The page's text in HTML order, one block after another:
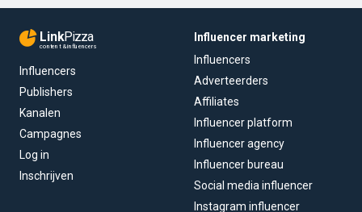
LinkPizza
content & influencers
Influencers
Publishers
Kanalen
Campagnes
Log in
Inschrijven
Influencer marketing
Influencers
Adverteerders
Affiliates
Influencer platform
Influencer agency
Influencer bureau
Social media influencer
Instagram influencer